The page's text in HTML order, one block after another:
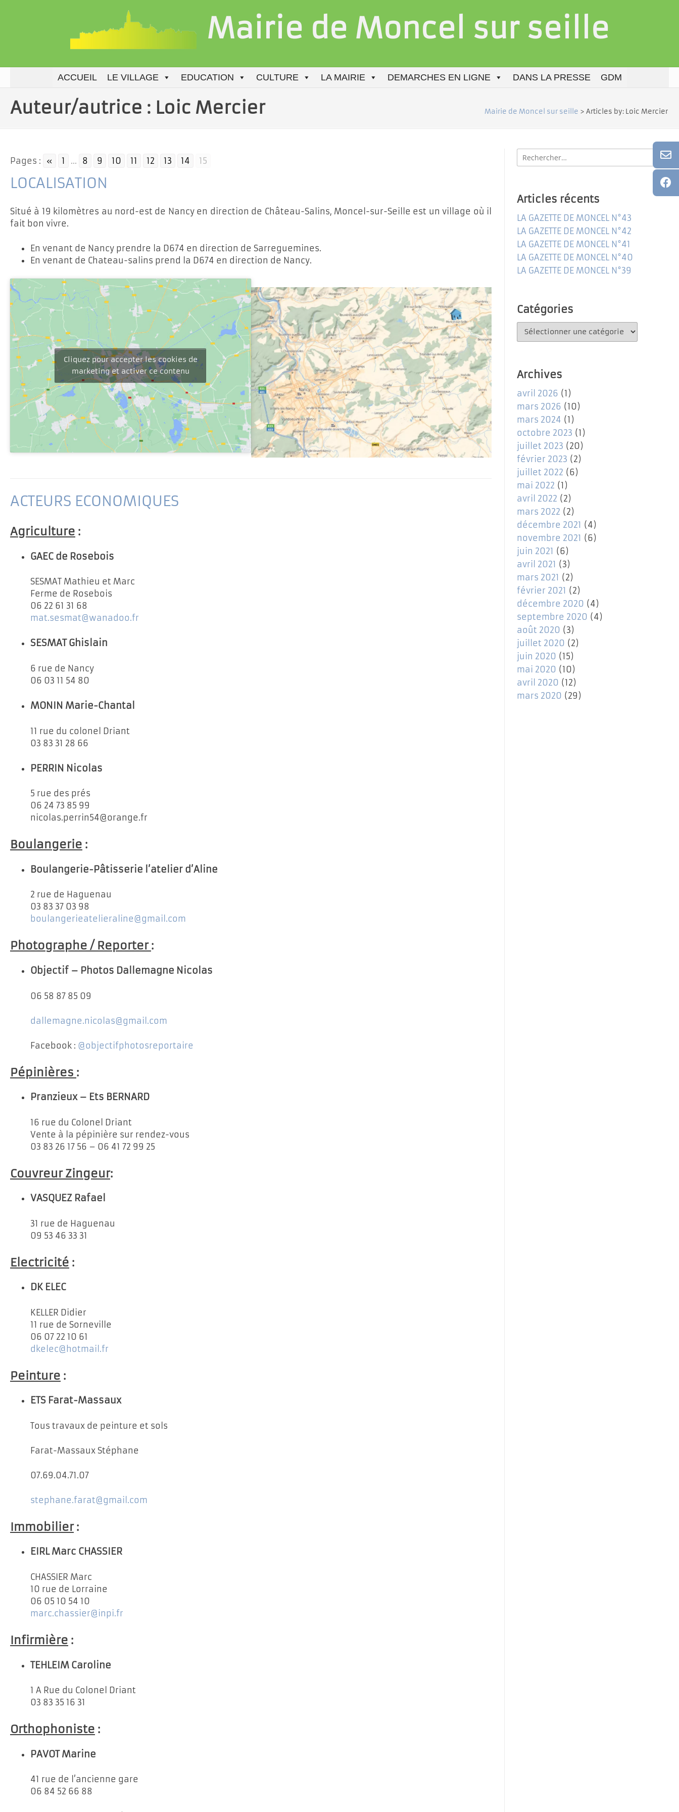
Mairie de Moncel sur seille
ACCUEIL LE VILLAGE EDUCATION CULTURE LA MAIRIE DEMARCHES EN LIGNE DANS LA PRESSE GDM
Auteur/autrice : Loic Mercier Mairie de Moncel sur seille > Articles by: Loic Mercier
Pages : « 1 ... 8 9 10 11 12 13 14 15
LOCALISATION
Situé à 19 kilomètres au nord-est de Nancy en direction de Château-Salins, Moncel-sur-Seille est un village où il
fait bon vivre.
En venant de Nancy prendre la D674 en direction de Sarreguemines.
En venant de Chateau-salins prend la D674 en direction de Nancy.
Cliquez pour accepter les cookies de
marketing et activer ce contenu
ACTEURS ECONOMIQUES
Agriculture :
GAEC de Rosebois
SESMAT Mathieu et Marc
Ferme de Rosebois
06 22 61 31 68
mat.sesmat@wanadoo.fr
SESMAT Ghislain
6 rue de Nancy
06 03 11 54 80
MONIN Marie-Chantal
11 rue du colonel Driant
03 83 31 28 66
PERRIN Nicolas
5 rue des prés
06 24 73 85 99
nicolas.perrin54@orange.fr
Boulangerie :
Boulangerie-Pâtisserie l’atelier d’Aline
2 rue de Haguenau
03 83 37 03 98
boulangerieatelieraline@gmail.com
Photographe / Reporter:
Objectif – Photos Dallemagne Nicolas
06 58 87 85 09
dallemagne.nicolas@gmail.com
Facebook : @objectifphotosreportaire
Pépinières :
Pranzieux – Ets BERNARD
16 rue du Colonel Driant
Vente à la pépinière sur rendez-vous
03 83 26 17 56 – 06 41 72 99 25
Couvreur Zingeur:
VASQUEZ Rafael
31 rue de Haguenau
09 53 46 33 31
Electricité :
DK ELEC
KELLER Didier
11 rue de Sorneville
06 07 22 10 61
dkelec@hotmail.fr
Peinture :
ETS Farat-Massaux
Tous travaux de peinture et sols
Farat-Massaux Stéphane
07.69.04.71.07
stephane.farat@gmail.com
Immobilier:
EIRL Marc CHASSIER
CHASSIER Marc
10 rue de Lorraine
06 05 10 54 10
marc.chassier@inpi.fr
Infirmière :
TEHLEIM Caroline
1 A Rue du Colonel Driant
03 83 35 16 31
Orthophoniste :
PAVOT Marine
41 rue de l’ancienne gare
06 84 52 66 88
Rechercher
:
Articles récents
LA GAZETTE DE MONCEL N°43
LA GAZETTE DE MONCEL N°42
LA GAZETTE DE MONCEL N°41
LA GAZETTE DE MONCEL N°40
LA GAZETTE DE MONCEL N°39
Catégories
Catégories
Archives
avril 2026 (1)
mars 2026 (10)
mars 2024 (1)
octobre 2023 (1)
juillet 2023 (20)
février 2023 (2)
juillet 2022 (6)
mai 2022 (1)
avril 2022 (2)
mars 2022 (2)
décembre 2021 (4)
novembre 2021 (6)
juin 2021 (6)
avril 2021 (3)
mars 2021 (2)
février 2021 (2)
décembre 2020 (4)
septembre 2020 (4)
août 2020 (3)
juillet 2020 (2)
juin 2020 (15)
mai 2020 (10)
avril 2020 (12)
mars 2020 (29)